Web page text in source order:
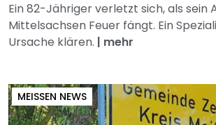
Ein 82-Jähriger verletzt sich, als sein
Mittelsachsen Feuer fängt. Ein
Ursache klären. | mehr
MEISSEN NEWS